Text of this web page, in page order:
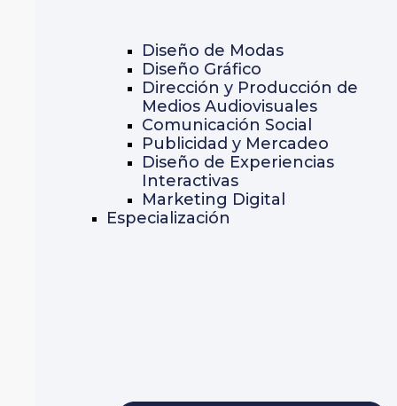
Diseño de Modas
Diseño Gráfico
Dirección y Producción de
Medios Audiovisuales
Comunicación Social
Publicidad y Mercadeo
Diseño de Experiencias
Interactivas
Marketing Digital
Especialización